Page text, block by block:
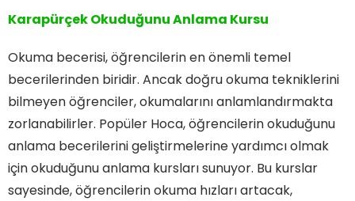
Karapürçek Okuduğunu Anlama Kursu
Okuma becerisi, öğrencilerin en önemli temel
becerilerinden biridir. Ancak doğru okuma tekniklerini
bilmeyen öğrenciler, okumalarını anlamlandırmakta
zorlanabilirler. Popüler Hoca, öğrencilerin okuduğunu
anlama becerilerini geliştirmelerine yardımcı olmak
için okuduğunu anlama kursları sunuyor. Bu kurslar
sayesinde, öğrencilerin okuma hızları artacak,